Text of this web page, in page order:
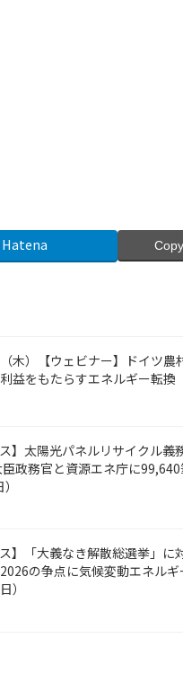
Hatena Copy
木）【ウェビナー】ドイツ農
益をもたらすエネルギー転換
ス】太陽光パネルリサイクル義
政務官と資源エネ庁に
ス】「大義なき解散総選挙」
の争点に気候変動エネルギ
）